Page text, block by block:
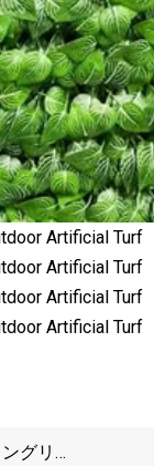
グリー